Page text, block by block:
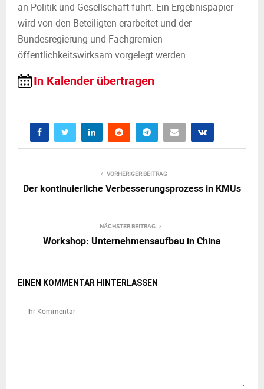
an Politik und Gesellschaft führt. Ein Ergebnispapier
wird von den Beteiligten erarbeitet und der
Bundesregierung und Fachgremien
öffentlichkeitswirksam vorgelegt werden.
In Kalender übertragen
VORHERIGER BEITRAG
Der kontinuierliche Verbesserungsprozess in KMUs
NÄCHSTER BEITRAG
Workshop: Unternehmensaufbau in China
EINEN KOMMENTAR HINTERLASSEN